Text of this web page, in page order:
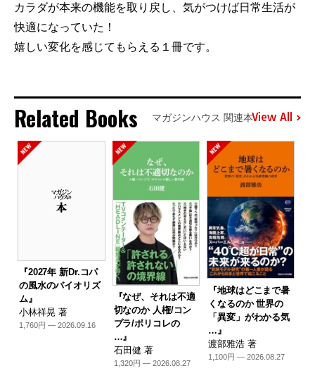
カラダが本来の機能を取り戻し、気がつけば日常生活が
快適になっていた！
嬉しい変化を感じてもらえる１冊です。
Related Books マガジンハウス 関連本View All
『2027年 新Dr.コパ
の風水のバイオリズ
ム』
小林祥晃 著
1,760円 — 2026.09.16
『なぜ、それは不適
切なのか 人権/コン
プラ/ポリコレの
…』
石田健 著
1,320円 — 2026.08.27
『地球はどこまで暑
くなるのか 世界の
「異変」がわかる気
…』
渡部雅浩 著
1,100円 — 2026.08.27